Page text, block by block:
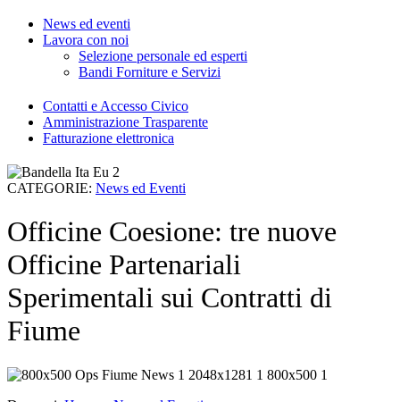
News ed eventi
Lavora con noi
Selezione personale ed esperti
Bandi Forniture e Servizi
Contatti e Accesso Civico
Amministrazione Trasparente
Fatturazione elettronica
CATEGORIE: News ed Eventi
Officine Coesione: tre nuove
Officine Partenariali
Sperimentali sui Contratti di
Fiume